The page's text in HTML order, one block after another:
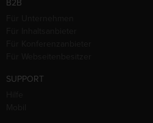
B2B
SUPPORT